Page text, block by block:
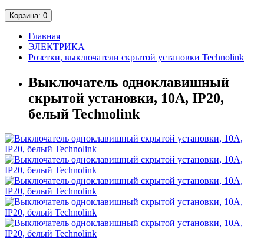
Корзина: 0
Главная
ЭЛЕКТРИКА
Розетки, выключатели скрытой установки Technolink
Выключатель одноклавишный
скрытой установки, 10А, IP20,
белый Technolink